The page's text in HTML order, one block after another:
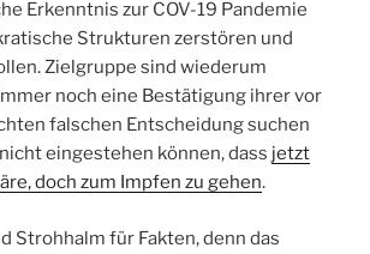
Erkenntnis zur COV-19 Pandemie
Strukturen zerstören und
Zielgruppe sind wiederum
noch eine Bestätigung ihrer vor
falschen Entscheidung suchen
eingestehen können, dass jetzt
doch zum Impfen zu gehen.
Strohhalm für Fakten, denn das